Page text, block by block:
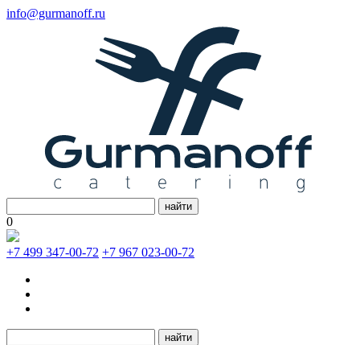
info@gurmanoff.ru
найти
0
+7 499 347-00-72 +7 967 023-00-72
найти